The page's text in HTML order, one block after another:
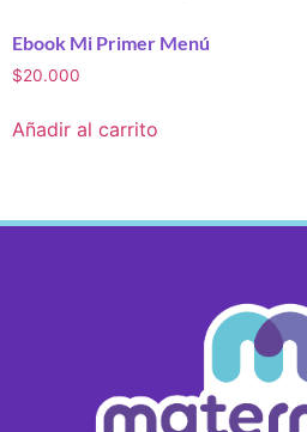
Ebook Mi Primer Menú
$20.000
Añadir al carrito